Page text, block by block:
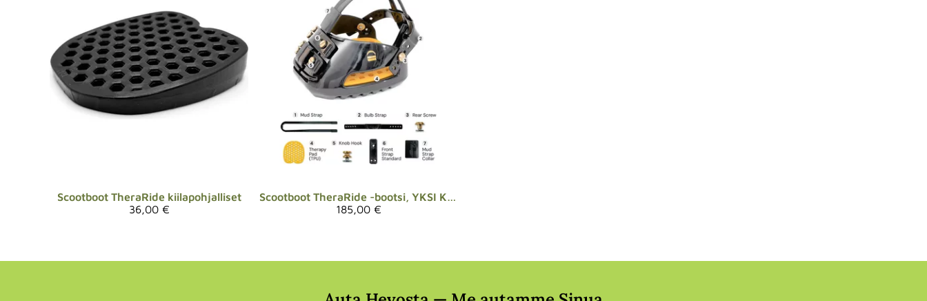
Scootboot TheraRide kiilapohjalliset
36,00 €
Scootboot
TheraRide -bootsi, YKSI KAPPALE
185,00 €